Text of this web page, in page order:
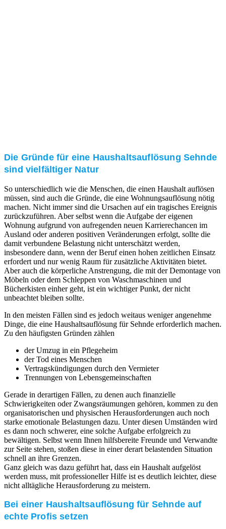
Die Gründe für eine Haushaltsauflösung Sehnde
sind vielfältiger Natur
So unterschiedlich wie die Menschen, die einen Haushalt auflösen
müssen, sind auch die Gründe, die eine Wohnungsauflösung nötig
machen. Nicht immer sind die Ursachen auf ein tragisches Ereignis
zurückzuführen. Aber selbst wenn die Aufgabe der eigenen
Wohnung aufgrund von aufregenden neuen Karrierechancen im
Ausland oder anderen positiven Veränderungen erfolgt, sollte die
damit verbundene Belastung nicht unterschätzt werden,
insbesondere dann, wenn der Beruf einen hohen zeitlichen Einsatz
erfordert und nur wenig Raum für zusätzliche Aktivitäten bietet.
Aber auch die körperliche Anstrengung, die mit der Demontage von
Möbeln oder dem Schleppen von Waschmaschinen und
Bücherkisten einher geht, ist ein wichtiger Punkt, der nicht
unbeachtet bleiben sollte.
In den meisten Fällen sind es jedoch weitaus weniger angenehme
Dinge, die eine Haushaltsauflösung für Sehnde erforderlich machen.
Zu den häufigsten Gründen zählen
der Umzug in ein Pflegeheim
der Tod eines Menschen
Vertragskündigungen durch den Vermieter
Trennungen von Lebensgemeinschaften
Gerade in derartigen Fällen, zu denen auch finanzielle
Schwierigkeiten oder Zwangsräumungen gehören, kommen zu den
organisatorischen und physischen Herausforderungen auch noch
starke emotionale Belastungen dazu. Unter diesen Umständen wird
es dann noch schwerer, eine solche Aufgabe erfolgreich zu
bewältigen. Selbst wenn Ihnen hilfsbereite Freunde und Verwandte
zur Seite stehen, stoßen diese in einer derart belastenden Situation
schnell an ihre Grenzen.
Ganz gleich was dazu geführt hat, dass ein Haushalt aufgelöst
werden muss, mit professioneller Hilfe ist es deutlich leichter, diese
nicht alltägliche Herausforderung zu meistern.
Bei einer Haushaltsauflösung für Sehnde auf
echte Profis setzen